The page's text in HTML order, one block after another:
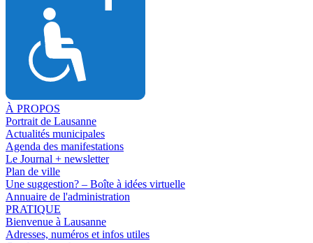
À PROPOS
Portrait de Lausanne
Actualités municipales
Agenda des manifestations
Le Journal + newsletter
Plan de ville
Une suggestion? – Boîte à idées virtuelle
Annuaire de l'administration
PRATIQUE
Bienvenue à Lausanne
Adresses, numéros et infos utiles